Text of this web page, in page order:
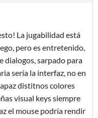
La jugabilidad está
pero es entretenido,
dialogos, sarpado para
sería la interfaz, no en
distitnos colores
visual keys siempre
el mouse podría rendir